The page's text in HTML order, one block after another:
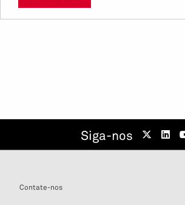
Siga-nos
Contate-nos